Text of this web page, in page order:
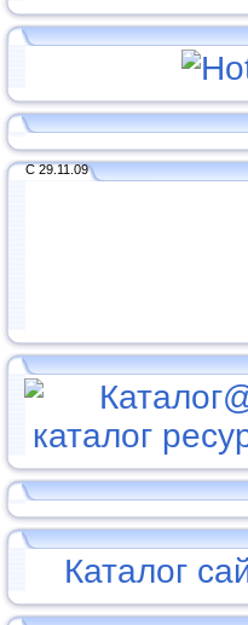
С 29.11.09
Каталог